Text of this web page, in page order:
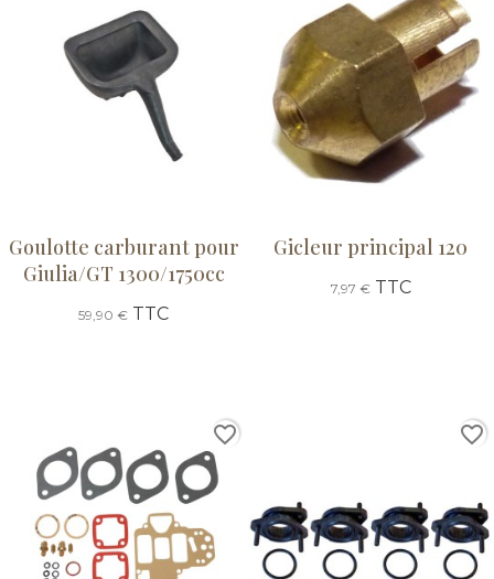
Goulotte carburant pour
Giulia/GT 1300/1750cc
59,90 € TTC
Gicleur principal 120
7,97 €TTC
favorite_border favorite_border